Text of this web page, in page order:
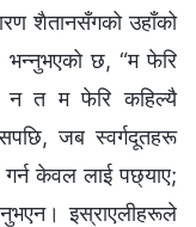
शैतानसँगको उहाँको
भन्‍नुभएको छ, “म फेरि
न त म फेरि कहिल्यै
जब स्वर्गदूतहरू
केवल लाई पछ्याए;
इस्राएलीहरूले